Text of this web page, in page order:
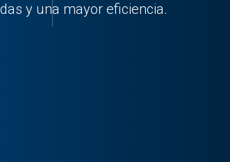
y una mayor eficiencia.